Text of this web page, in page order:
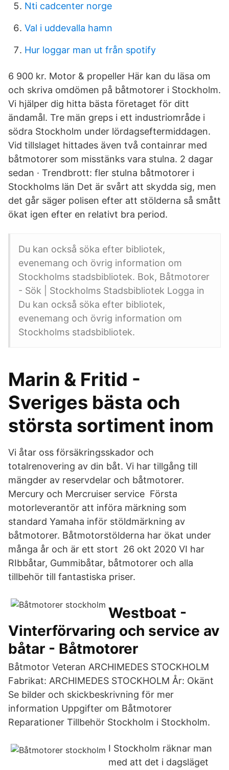
Nti cadcenter norge
Val i uddevalla hamn
Hur loggar man ut från spotify
6 900 kr. Motor & propeller Här kan du läsa om
och skriva omdömen på båtmotorer i Stockholm.
Vi hjälper dig hitta bästa företaget för ditt
ändamål. Tre män greps i ett industriområde i
södra Stockholm under lördagseftermiddagen.
Vid tillslaget hittades även två containrar med
båtmotorer som misstänks vara stulna. 2 dagar
sedan · Trendbrott: fler stulna båtmotorer i
Stockholms län Det är svårt att skydda sig, men
det går säger polisen efter att stölderna så smått
ökat igen efter en relativt bra period.
Du kan också söka efter bibliotek,
evenemang och övrig information om
Stockholms stadsbibliotek. Bok, Båtmotorer
- Sök | Stockholms Stadsbibliotek Logga in
Du kan också söka efter bibliotek,
evenemang och övrig information om
Stockholms stadsbibliotek.
Marin & Fritid -
Sveriges bästa och
största sortiment inom
Vi åtar oss försäkringsskador och
totalrenovering av din båt. Vi har tillgång till
mängder av reservdelar och båtmotorer.
Mercury och Mercruiser service Första
motorleverantör att införa märkning som
standard Yamaha inför stöldmärkning av
båtmotorer. Båtmotorstölderna har ökat under
många år och är ett stort 26 okt 2020 VI har
RIbbåtar, Gummibåtar, båtmotorer och alla
tillbehör till fantastiska priser.
Westboat -
Vinterförvaring och service av
båtar - Båtmotorer
Båtmotor Veteran ARCHIMEDES STOCKHOLM
Fabrikat: ARCHIMEDES STOCKHOLM År: Okänt
Se bilder och skickbeskrivning för mer
information Uppgifter om Båtmotorer
Reparationer Tillbehör Stockholm i Stockholm.
I Stockholm räknar man
med att det i dagsläget